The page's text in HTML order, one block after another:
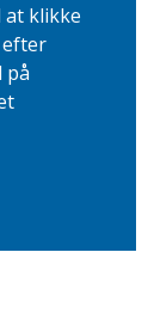
at klikke
efter
på